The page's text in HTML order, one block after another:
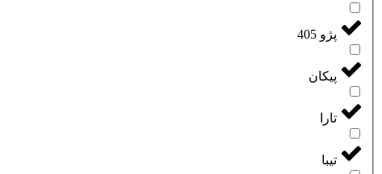
پژو 405
پیکان
تارا
تیبا